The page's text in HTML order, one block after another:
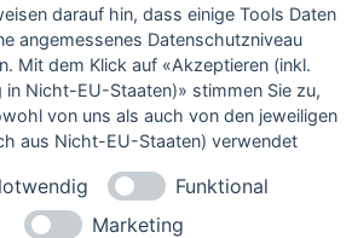
darauf hin, dass einige Tools Daten
angemessenes Datenschutzniveau
Mit dem Klick auf «Akzeptieren (inkl.
in Nicht-EU-Staaten)» stimmen Sie zu,
von uns als auch von den jeweiligen
aus Nicht-EU-Staaten) verwendet
jederzeit ändern.
Funktional
Marketing